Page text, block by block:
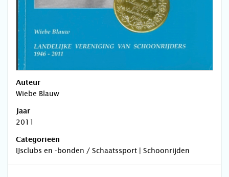
Auteur
Wiebe Blauw
Jaar
2011
Categorieën
IJsclubs en -bonden / Schaatssport | Schoonrijden